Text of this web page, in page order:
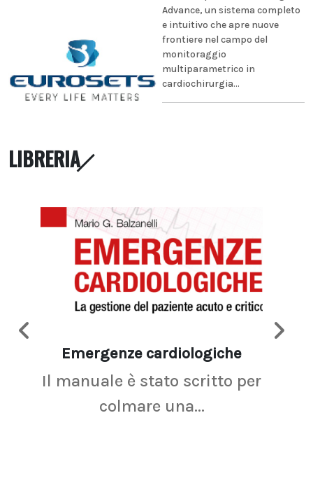
Advance, un sistema completo
e intuitivo che apre nuove
frontiere nel campo del
monitoraggio
multiparametrico in
cardiochirurgia...
LIBRERIA
Emergenze cardiologiche
Il manuale è stato scritto per
colmare una...